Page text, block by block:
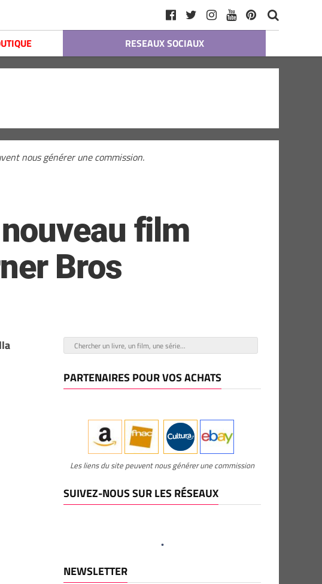
RESEAUX SOCIAUX
nous générer une commission.
film
Bros
PARTENAIRES POUR VOS ACHATS
Les liens du site peuvent nous générer une commission
SUIVEZ-NOUS SUR LES RÉSEAUX
NEWSLETTER